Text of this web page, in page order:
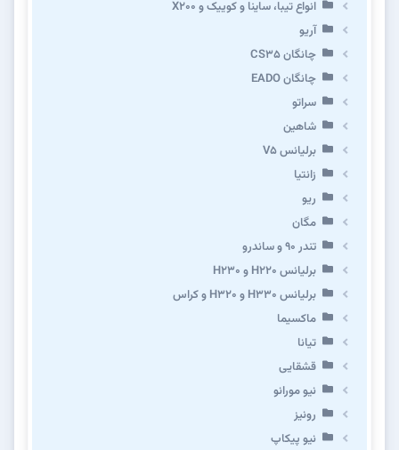
انواع تیبا، ساینا و کوییک و X200
آریو
چانگان CS35
چانگان EADO
سراتو
شاهین
برلیانس V5
زانتیا
ریو
مگان
تندر ۹۰ و ساندرو
برلیانس H220 و H230
برلیانس H330 و H320 و کراس
ماکسیما
تیانا
قشقایی
نیو مورانو
رونیز
نیو پیکاپ